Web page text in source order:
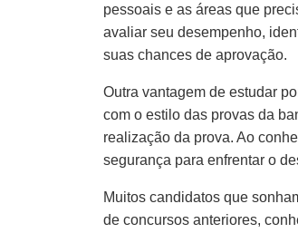
pessoais e as áreas que
avaliar seu desempenho,
suas chances de aprovação.
Outra vantagem de estudar
com o estilo das provas da
realização da prova. Ao
segurança para enfrentar o
Muitos candidatos que
de concursos anteriores,